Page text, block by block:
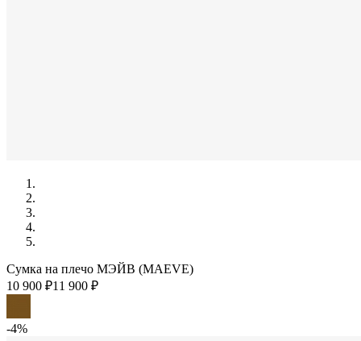
Сумка на плечо МЭЙВ (MAEVE)
10 900 ₽11 900 ₽
-4%